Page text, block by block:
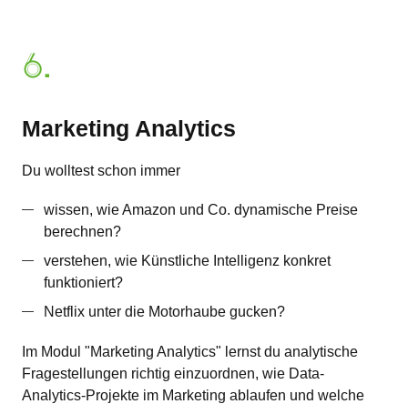
6.
Marketing Analytics
Du wolltest schon immer
wissen, wie Amazon und Co. dynamische Preise
berechnen?
verstehen, wie Künstliche Intelligenz konkret
funktioniert?
Netflix unter die Motorhaube gucken?
Im Modul "Marketing Analytics" lernst du analytische
Fragestellungen richtig einzuordnen, wie Data-
Analytics-Projekte im Marketing ablaufen und welche